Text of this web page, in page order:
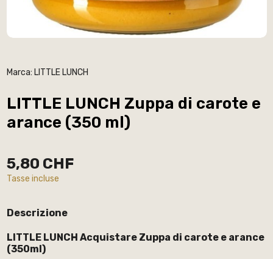
Marca: LITTLE LUNCH
LITTLE LUNCH Zuppa di carote e
arance (350 ml)
5,80 CHF
Tasse incluse
Descrizione
LITTLE LUNCH Acquistare Zuppa di carote e arance
(350ml)